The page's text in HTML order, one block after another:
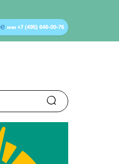
или +7 (495) 646-00-76